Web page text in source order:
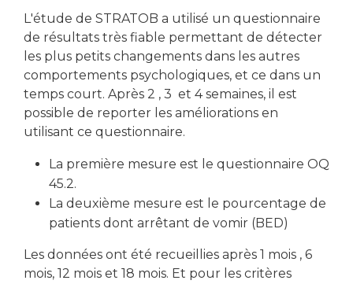
L'étude de STRATOB a utilisé un questionnaire
de résultats très fiable permettant de détecter
les plus petits changements dans les autres
comportements psychologiques, et ce dans un
temps court. Après 2 , 3 et 4 semaines, il est
possible de reporter les améliorations en
utilisant ce questionnaire.
La première mesure est le questionnaire OQ
45.2.
La deuxième mesure est le pourcentage de
patients dont arrêtant de vomir (BED)
Les données ont été recueillies après 1 mois , 6
mois, 12 mois et 18 mois. Et pour les critères